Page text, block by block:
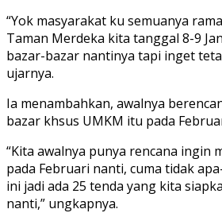
“Yok masyarakat ku semuanya
Taman Merdeka kita tanggal 8-9
bazar-bazar nantinya tapi inget
ujarnya.
Ia menambahkan, awalnya
bazar khsus UMKM itu pada
“Kita awalnya punya rencana ingin
pada Februari nanti, cuma tidak
ini jadi ada 25 tenda yang kita
nanti,” ungkapnya.